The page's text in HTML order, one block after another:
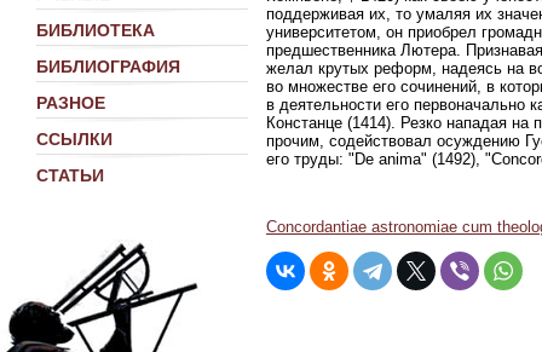
БИБЛИОТЕКА
БИБЛИОГРАФИЯ
РАЗНОЕ
ССЫЛКИ
СТАТЬИ
поддерживая их, то умаляя их
университетом, он приобрел
предшественника Лютера.
желал крутых реформ, надеясь на
во множестве его сочинений, в
в деятельности его первоначально
Констанце (1414). Резко нападая
прочим, содействовал осуждению
его труды: "De anima" (1492),
Concordantiae astronomiae cum